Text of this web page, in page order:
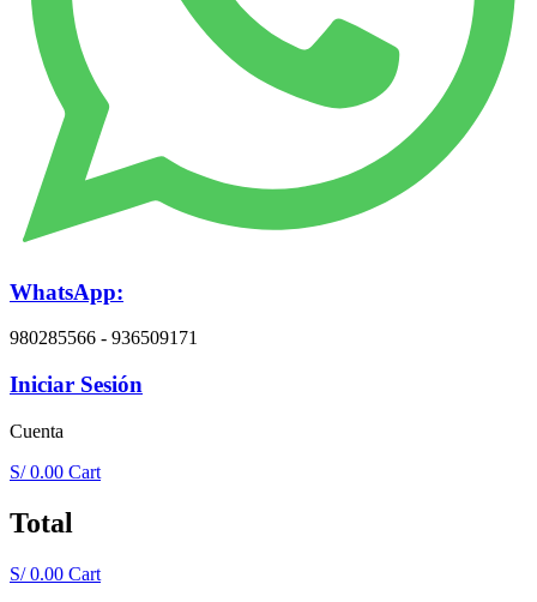
WhatsApp:
980285566 - 936509171
Iniciar Sesión
Cuenta
S/0.00 Cart
Total
S/0.00 Cart